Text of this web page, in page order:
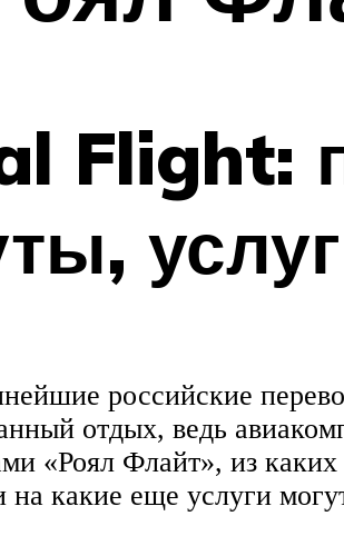
Flight:
российские
отдых, ведь
«Роял Флайт», из
какие еще услуги